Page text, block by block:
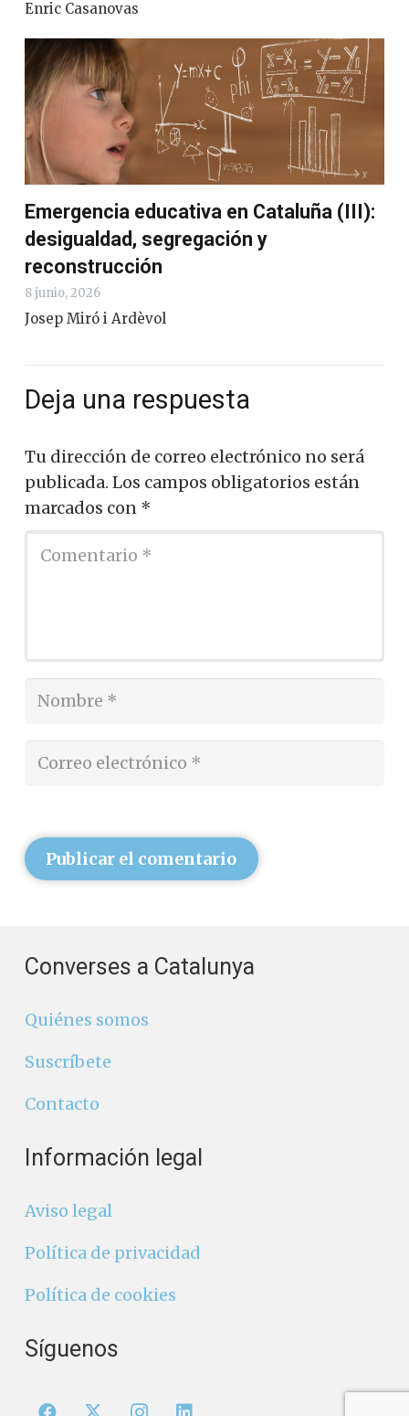
Enric Casanovas
Emergencia educativa en Cataluña (III):
desigualdad, segregación y
reconstrucción
8 junio, 2026
Josep Miró i Ardèvol
Deja una respuesta
Tu dirección de correo electrónico no será
publicada. Los campos obligatorios están
marcados con *
Publicar el comentario
Converses a Catalunya
Quiénes somos
Suscríbete
Contacto
Información legal
Aviso legal
Política de privacidad
Política de cookies
Síguenos